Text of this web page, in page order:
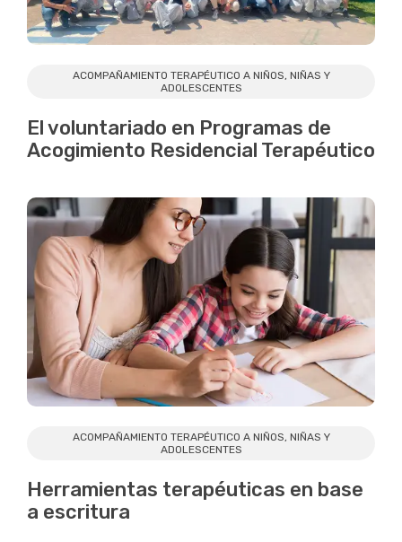
ACOMPAÑAMIENTO TERAPÉUTICO A NIÑOS, NIÑAS Y
ADOLESCENTES
El voluntariado en Programas de
Acogimiento Residencial Terapéutico
ACOMPAÑAMIENTO TERAPÉUTICO A NIÑOS, NIÑAS Y
ADOLESCENTES
Herramientas terapéuticas en base
a escritura